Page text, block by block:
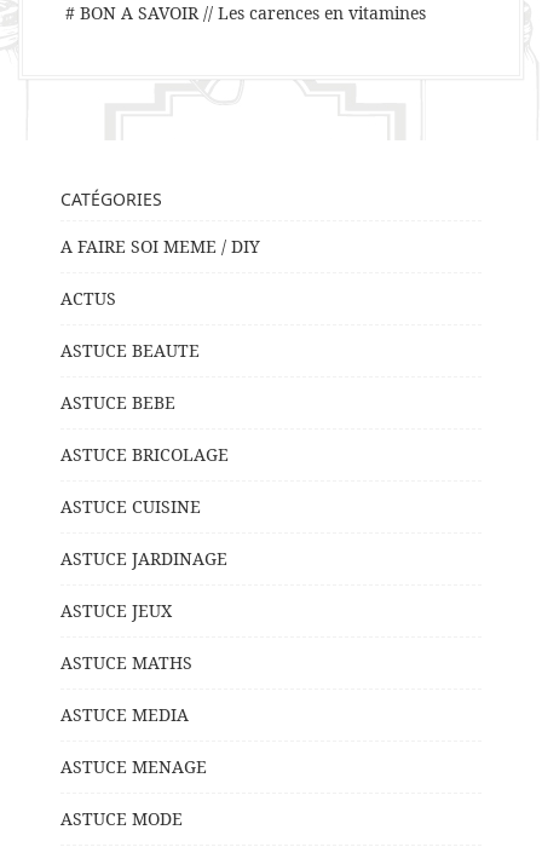
# BON A SAVOIR // Les carences en vitamines
CATÉGORIES
A FAIRE SOI MEME / DIY
ACTUS
ASTUCE BEAUTE
ASTUCE BEBE
ASTUCE BRICOLAGE
ASTUCE CUISINE
ASTUCE JARDINAGE
ASTUCE JEUX
ASTUCE MATHS
ASTUCE MEDIA
ASTUCE MENAGE
ASTUCE MODE